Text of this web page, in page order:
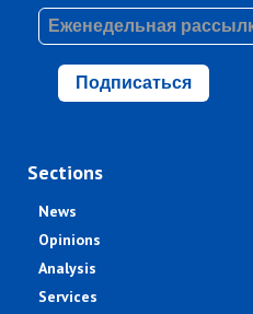
Подписаться
Sections
News
Opinions
Analysis
Services